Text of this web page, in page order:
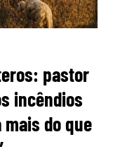
pastor
incêndios
do que